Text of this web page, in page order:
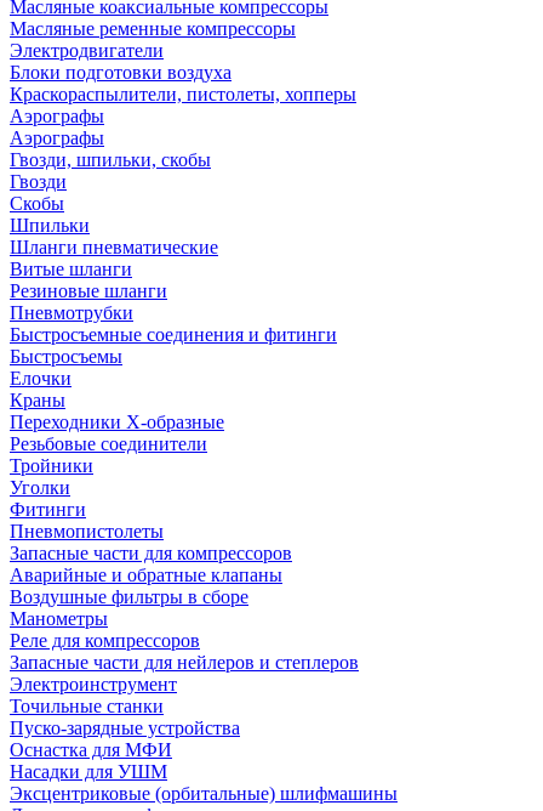
Масляные коаксиальные компрессоры
Масляные ременные компрессоры
Электродвигатели
Блоки подготовки воздуха
Краскораспылители, пистолеты, хопперы
Аэрографы
Аэрографы
Гвозди, шпильки, скобы
Гвозди
Скобы
Шпильки
Шланги пневматические
Витые шланги
Резиновые шланги
Пневмотрубки
Быстросъемные соединения и фитинги
Быстросъемы
Елочки
Краны
Переходники Х-образные
Резьбовые соединители
Тройники
Уголки
Фитинги
Пневмопистолеты
Запасные части для компрессоров
Аварийные и обратные клапаны
Воздушные фильтры в сборе
Манометры
Реле для компрессоров
Запасные части для нейлеров и степлеров
Электроинструмент
Точильные станки
Пуско-зарядные устройства
Оснастка для МФИ
Насадки для УШМ
Эксцентриковые (орбитальные) шлифмашины